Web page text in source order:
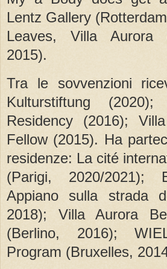
Lentz Gallery
Leaves, Villa Aurora
2015).
Tra le sovvenzioni
Kulturstiftung
Residency (2016);
Fellow (2015). Ha
residenze: La cité
(Parigi, 2020/
Appiano sulla strada
2018); Villa Aurora
(Berlino, 2016);
Program (Bruxelles,